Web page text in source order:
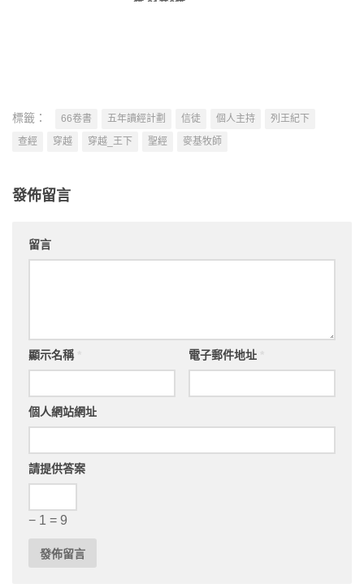
節-21章6節
標籤： 66卷書 五年讀經計劃 信徒 個人主持
列王紀下
查經
穿越 穿越_王下 聖經 麥基牧師
發佈留言
留言
顯示名稱 電子郵件地址
個人網站網址
請提供答案
− 1 = 9